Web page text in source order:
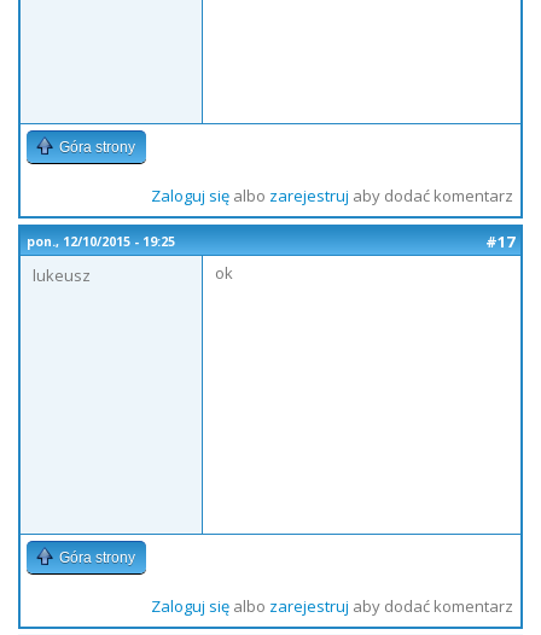
Góra strony
Zaloguj sięalbo zarejestruj aby dodać komentarz
pon., 12/10/2015 - 19:25
#17
lukeusz
ok
Góra strony
Zaloguj sięalbo zarejestruj aby dodać komentarz